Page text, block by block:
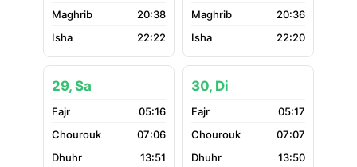
20:38
22:22
20:36
22:20
29, Sa
05:16
07:06
13:51
30, Di
05:17
07:07
13:50